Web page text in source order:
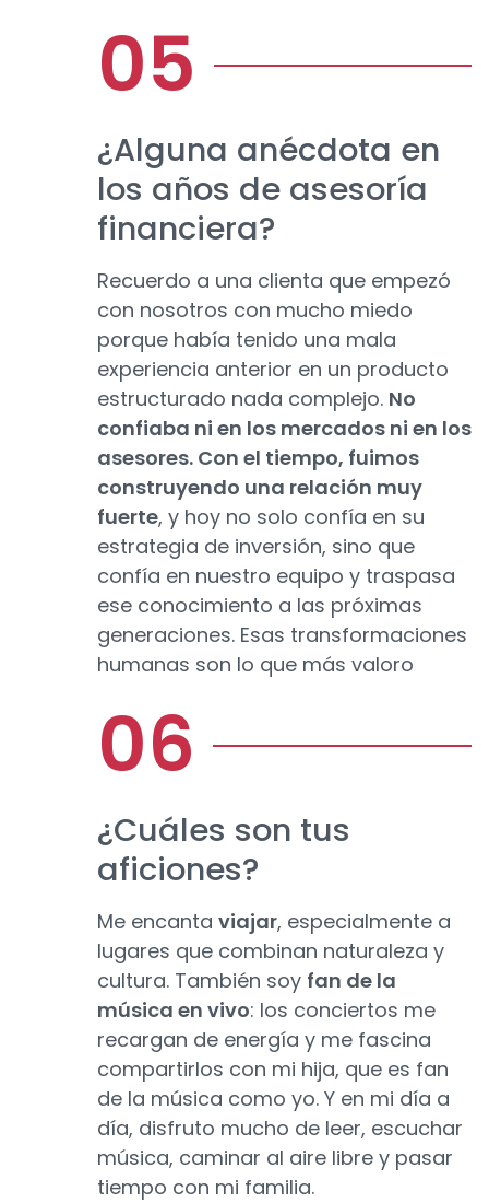
¿Alguna anécdota en
los años de asesoría
financiera?
Recuerdo a una clienta que empezó
con nosotros con mucho miedo
porque había tenido una mala
experiencia anterior en un producto
estructurado nada complejo. No
confiaba ni en los mercados ni en los
asesores. Con el tiempo, fuimos
construyendo una relación muy
fuerte, y hoy no solo confía en su
estrategia de inversión, sino que
confía en nuestro equipo y traspasa
ese conocimiento a las próximas
generaciones. Esas transformaciones
humanas son lo que más valoro
¿Cuáles son tus
aficiones?
Me encanta viajar, especialmente a
lugares que combinan naturaleza y
cultura. También soy fan de la
música en vivo: los conciertos me
recargan de energía y me fascina
compartirlos con mi hija, que es fan
de la música como yo. Y en mi día a
día, disfruto mucho de leer, escuchar
música, caminar al aire libre y pasar
tiempo con mi familia.